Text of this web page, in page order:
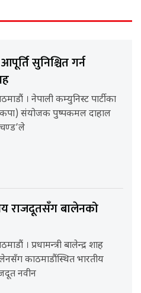
सुनिश्चित गर्न
। नेपाली कम्युनिस्ट पार्टीका
संयोजक पुष्पकमल दाहाल
राजदूतसँग बालेनको
। प्रधामन्त्री बालेन्द्र शाह
काठमाडौंस्थित भारतीय
नवीन